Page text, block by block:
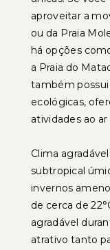
aproveitar a
ou da Praia
há opções
a Praia do
também possui
ecológicas,
atividades ao ar
Clima
subtropical
invernos
de cerca de
agradável
atrativo tanto